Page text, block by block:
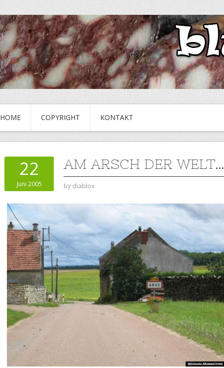
HOME COPYRIGHT KONTAKT
22
Juni 2005
AM ARSCH DER WELT…
by diablox